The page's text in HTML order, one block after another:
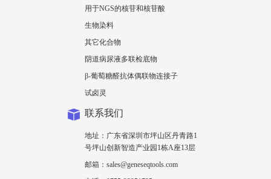
用于NGS的核苷和核苷酸
生物染料
其它化合物
阴道病尿液多联检底物
β-葡萄糖醛抗体偶联物连接子
试卤灵
联系我们
地址：广东省深圳市坪山区丹青路1
号坪山创新智造产业园1栋A座13层
邮箱：sales@geneseqtools.com